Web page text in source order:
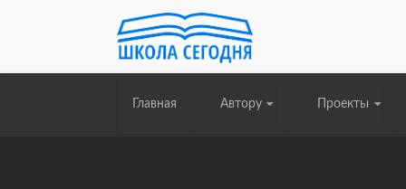
Главная Автору Проекты